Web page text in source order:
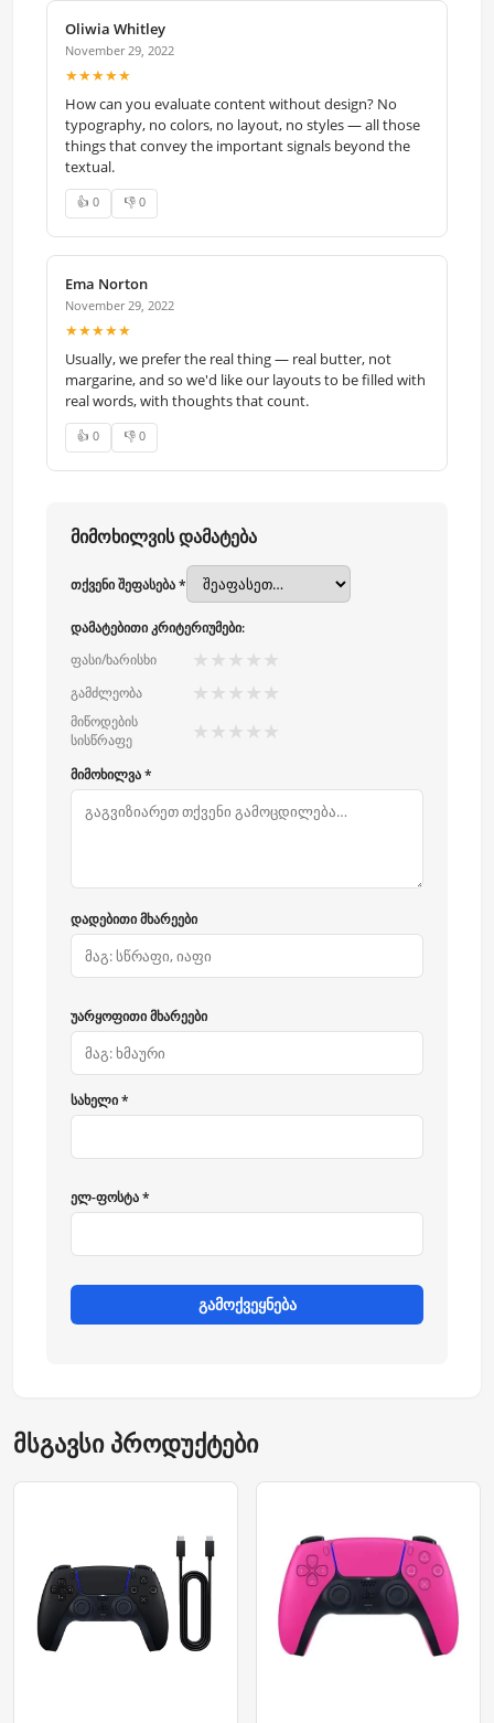
Oliwia Whitley
November 29, 2022
★★★★★
How can you evaluate content without design? No
typography, no colors, no layout, no styles — all those
things that convey the important signals beyond the
textual.
👍 0 👎 0
Ema Norton
November 29, 2022
★★★★★
Usually, we prefer the real thing — real butter, not
margarine, and so we'd like our layouts to be filled with
real words, with thoughts that count.
👍 0 👎 0
მიმოხილვის დამატება
თქვენი შეფასება *
დამატებითი კრიტერიუმები:
ფასი/ხარისხი
★ ★ ★ ★ ★
გამძლეობა ★ ★ ★ ★ ★
მიწოდების
სისწრაფე
★ ★ ★ ★ ★
მიმოხილვა *
დადებითი მხარეები
უარყოფითი მხარეები
სახელი *
ელ-ფოსტა *
გამოქვეყნება
მსგავსი პროდუქტები